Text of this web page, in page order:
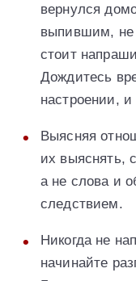
вернулся
выпившим, не
стоит
Дождитесь
настроении, и
Выясняя
их выяснять,
а не слова и
следствием.
Никогда не
начинайте